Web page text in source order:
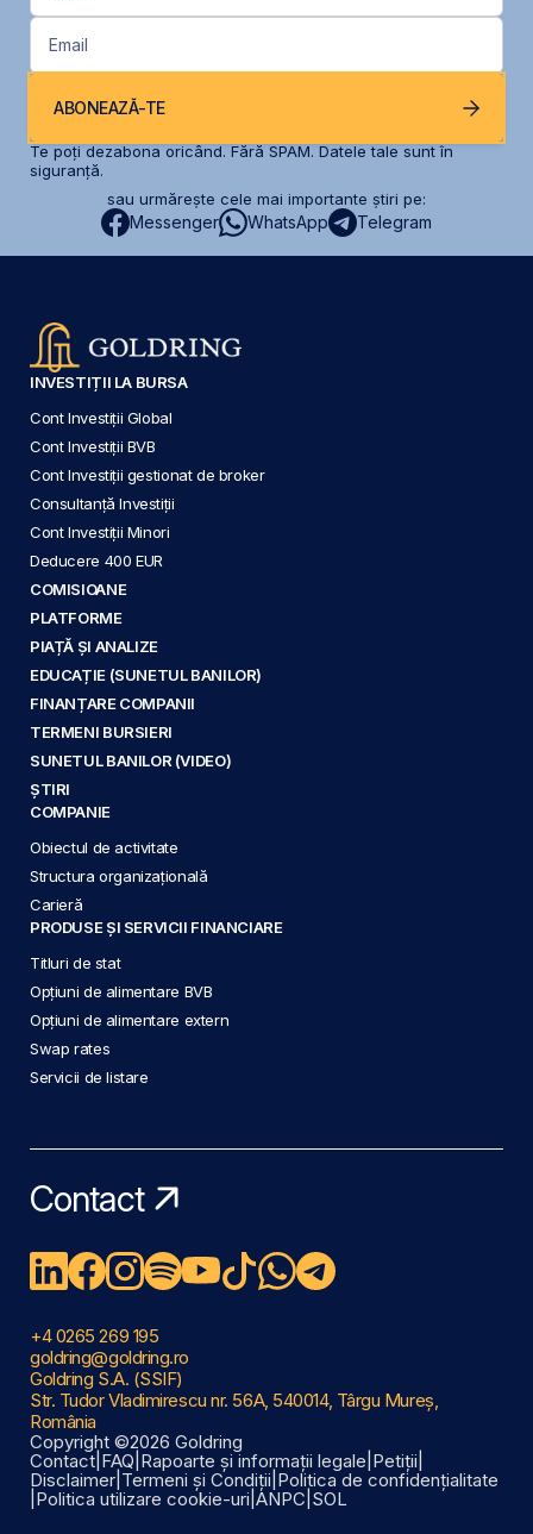
Email
ABONEAZĂ-TE
Te poți dezabona oricând. Fără SPAM. Datele tale sunt în
siguranță.
sau urmărește cele mai importante știri pe:
Messenger WhatsApp Telegram
INVESTIȚII LA BURSA
Cont Investiții Global
Cont Investiții BVB
Cont Investiții gestionat de broker
Consultanță Investiții
Cont Investiții Minori
Deducere 400 EUR
COMISIOANE
PLATFORME
PIAȚĂ ȘI ANALIZE
EDUCAȚIE (SUNETUL BANILOR)
FINANȚARE COMPANII
TERMENI BURSIERI
SUNETUL BANILOR (VIDEO)
ȘTIRI
COMPANIE
Obiectul de activitate
Structura organizațională
Carieră
PRODUSE ȘI SERVICII FINANCIARE
Titluri de stat
Opțiuni de alimentare BVB
Opțiuni de alimentare extern
Swap rates
Servicii de listare
Contact
+4 0265 269 195
goldring@goldring.ro
Goldring S.A. (SSIF)
Str. Tudor Vladimirescu nr. 56A, 540014, Târgu Mureș,
România
Copyright ©2026 Goldring
Contact FAQ Rapoarte și informații legale Petiții
Disclaimer Termeni și Condiții Politica de confidențialitate
Politica utilizare cookie-uri ANPC SOL